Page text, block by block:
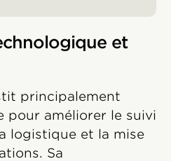
et
principalement
pour améliorer le suivi
logistique et la mise
Sa